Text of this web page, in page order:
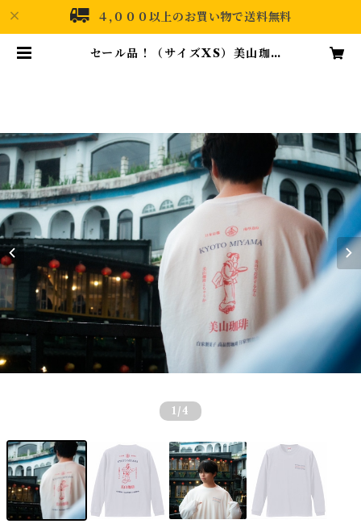
４,０００以上のお買い物で送料無料
セール品！（サイズXS）美山珈
1 /4